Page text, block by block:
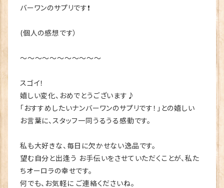
バーワンのサプリです❗️
(個人の感想です）
～～～～～～～～～～～
スゴイ！
嬉しい変化、おめでとうございます♪
「おすすめしたいナンバーワンのサプリです！」との嬉しい
お言葉に、スタッフ一同うるうる感動です。
私も大好きな、毎日に欠かせない逸品です。
望む自分と出逢う お手伝いをさせていただくことが、私た
ちオーロラの幸せです。
何でも、お気軽に ご連絡くださいね。